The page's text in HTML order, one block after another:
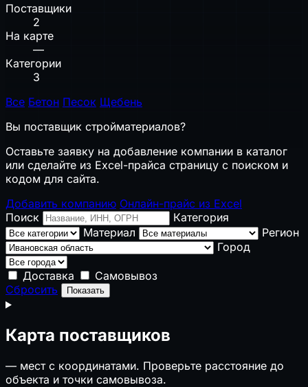
Поставщики
2
На карте
—
Категории
3
Все Бетон Песок Щебень
Вы поставщик стройматериалов?
Оставьте заявку на добавление компании в каталог
или сделайте из Excel-прайса страницу с поиском и
кодом для сайта.
Добавить компанию Онлайн-прайс из Excel
Поиск
Категория
Материал
Регион
Город
Доставка
Самовывоз
Сбросить
Показать
Карта поставщиков
— мест с координатами. Проверьте расстояние до
объекта и точки самовывоза.